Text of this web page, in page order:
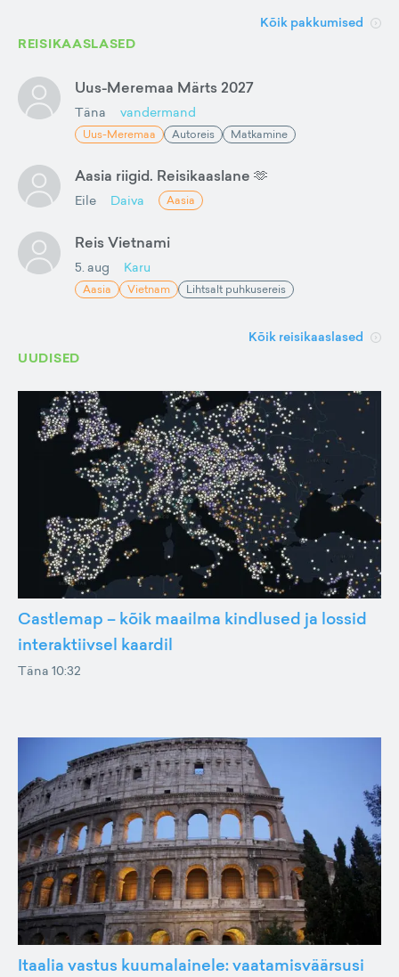
Kõik pakkumised
REISIKAASLASED
Uus-Meremaa Märts 2027
Täna vandermand
Uus-Meremaa Autoreis Matkamine
Aasia riigid. Reisikaaslane 🫶
Eile Daiva Aasia
Reis Vietnami
5. aug Karu
Aasia Vietnam Lihtsalt puhkusereis
Kõik reisikaaslased
UUDISED
Castlemap – kõik maailma kindlused ja lossid
interaktiivsel kaardil
Täna 10:32
Itaalia vastus kuumalainele: vaatamisväärsusi